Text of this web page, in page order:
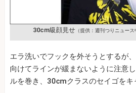
30cm級顔見せ（提供：週刊つりニュース
エラ洗いでフックを外そうとするが
向けてラインが緩まないように注意
ルを巻き、30cmクラスのセイゴをキ